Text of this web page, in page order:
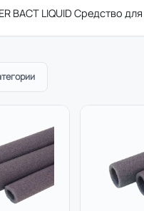
BACT LIQUID Средство